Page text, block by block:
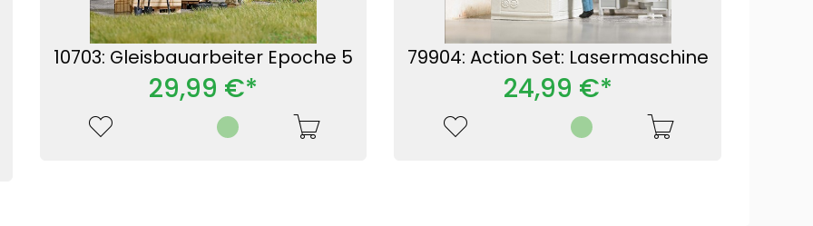
10703: Gleisbauarbeiter Epoche 5
29,99 €*
79904: Action Set: Lasermaschine
24,99 €*